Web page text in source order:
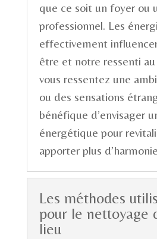
que ce soit un foyer ou
professionnel. Les
effectivement
être et notre ressenti
vous ressentez une
ou des sensations
bénéfique d’envisager
énergétique pour
apporter plus
Les méthodes
pour le nettoyage
lieu